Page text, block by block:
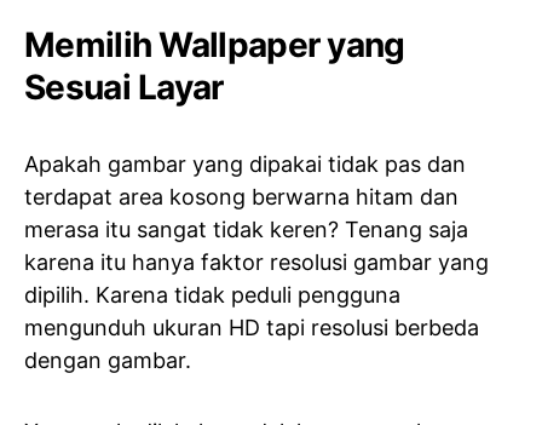
Memilih Wallpaper yang
Sesuai Layar
Apakah gambar yang dipakai tidak pas dan
terdapat area kosong berwarna hitam dan
merasa itu sangat tidak keren? Tenang saja
karena itu hanya faktor resolusi gambar yang
dipilih. Karena tidak peduli pengguna
mengunduh ukuran HD tapi resolusi berbeda
dengan gambar.